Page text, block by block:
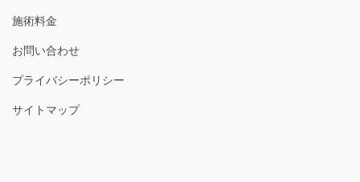
施術料金
お問い合わせ
プライバシーポリシー
サイトマップ